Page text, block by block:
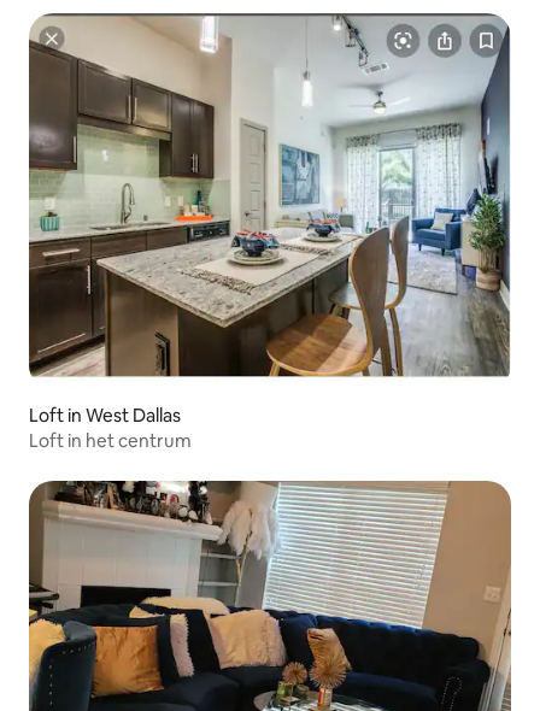
Loft in West Dallas
Loft in het centrum